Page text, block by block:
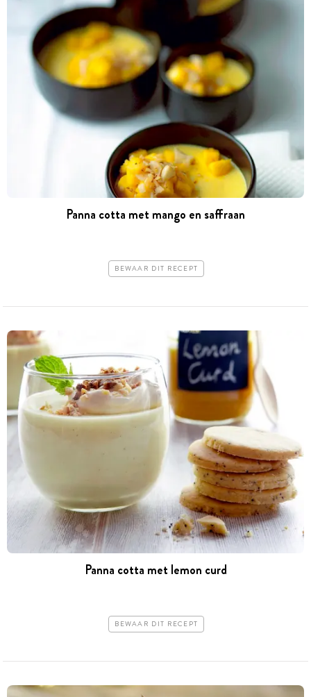
Panna cotta met mango en saffraan
BEWAAR DIT RECEPT
Panna cotta met lemon curd
BEWAAR DIT RECEPT